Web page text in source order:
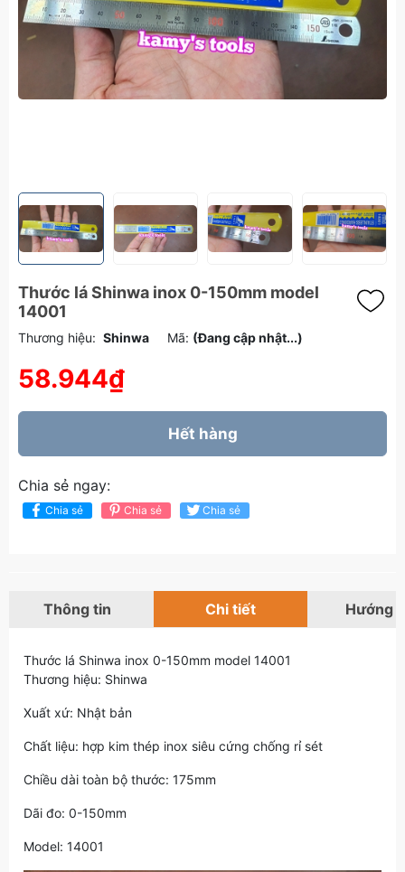
Thước lá Shinwa inox 0-150mm model
14001
Thương hiệu: Shinwa Mã: (Đang cập nhật...)
58.944₫
Hết hàng
Chia sẻ ngay:
Chia sẻ Chia sẻ Chia sẻ
Thông tin Chi tiết Hướng
Thước lá Shinwa inox 0-150mm model 14001
Thương hiệu: Shinwa
Xuất xứ: Nhật bản
Chất liệu: hợp kim thép inox siêu cứng chống rỉ sét
Chiều dài toàn bộ thước: 175mm
Dãi đo: 0-150mm
Model: 14001